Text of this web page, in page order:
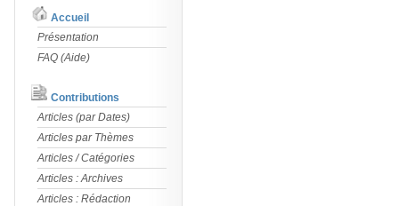
Accueil
Présentation
FAQ (Aide)
Contributions
Articles (par Dates)
Articles par Thèmes
Articles / Catégories
Articles : Archives
Articles : Rédaction